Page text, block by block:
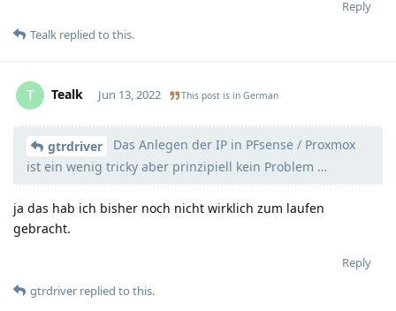
Reply
Tealk replied to this.
T Tealk
Moolevel 3
Jun 13, 2022 This post is in German
gtrdriver
Das Anlegen der IP in PFsense / Proxmox
ist ein wenig tricky aber prinzipiell kein Problem …
ja das hab ich bisher noch nicht wirklich zum laufen
gebracht.
Reply
gtrdriver replied to this.